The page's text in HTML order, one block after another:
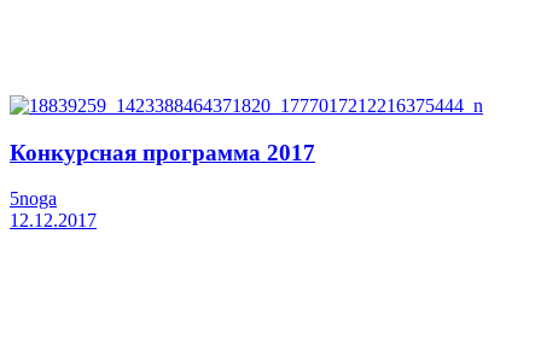
Конкурсная программа 2017
5noga
12.12.2017